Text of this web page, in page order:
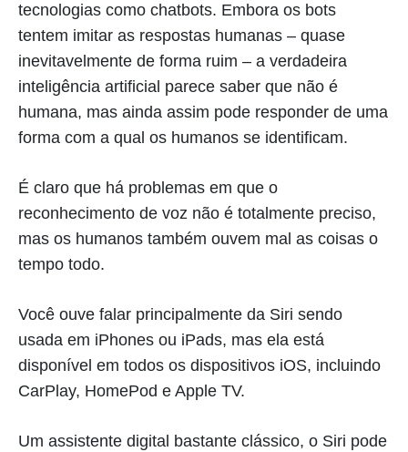
tecnologias como chatbots. Embora os bots
tentem imitar as respostas humanas – quase
inevitavelmente de forma ruim – a verdadeira
inteligência artificial parece saber que não é
humana, mas ainda assim pode responder de uma
forma com a qual os humanos se identificam.
É claro que há problemas em que o
reconhecimento de voz não é totalmente preciso,
mas os humanos também ouvem mal as coisas o
tempo todo.
Você ouve falar principalmente da Siri sendo
usada em iPhones ou iPads, mas ela está
disponível em todos os dispositivos iOS, incluindo
CarPlay, HomePod e Apple TV.
Um assistente digital bastante clássico, o Siri pode